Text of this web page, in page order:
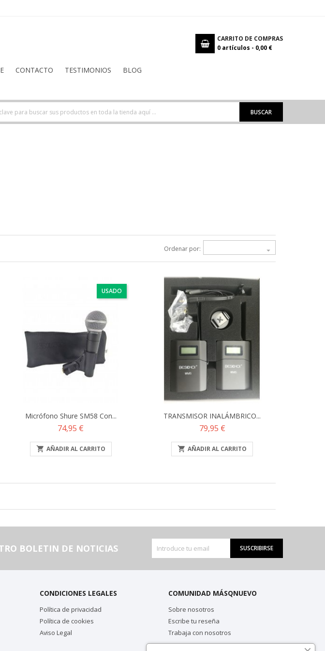
CONTACTO TESTIMONIOS BLOG
CARRITO DE COMPRAS
0 artículos - 0,00 €
BUSCAR
Ordenar por: 
USADO
Micrófono Shure SM58 Con...
Precio
74,95 €
 AÑADIR AL CARRITO
TRANSMISOR INALÁMBRICO...
Precio
79,95 €
 AÑADIR AL CARRITO
BOLETIN DE NOTICIAS SUSCRIBIRSE
CONDICIONES LEGALES
Política de privacidad
Política de cookies
Aviso Legal
COMUNIDAD MÁSQNUEVO
Sobre nosotros
Escribe tu reseña
Trabaja con nosotros